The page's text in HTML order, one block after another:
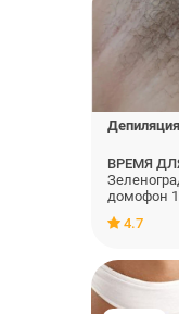
ВРЕМЯ
домофон
4.7